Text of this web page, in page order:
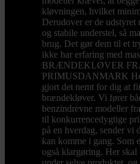
kløvningen, hvilket
Derudover er de udstyret
og stabile understel, så
brug. Det gør dem til et
ikke har erfaring med
BRÆNDEKLØVER
PRIMUSDANMARK
gjort det nemt for dig at
brændekløver. Vi fører
benzindrevne modeller
til konkurrencedygtige
på en hverdag, sender vi
kan komme i gang. Som
også klargøring. Her